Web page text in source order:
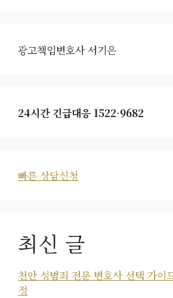
광고책임변호사 서기은
24시간 긴급대응 1522-9682
빠른 상담신청
최신 글
천안 성범죄 전문 변호사 선택 가이
정